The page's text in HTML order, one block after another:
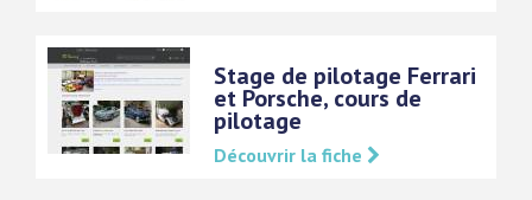
Stage de pilotage Ferrari
et Porsche, cours de
pilotage
Découvrir la fiche